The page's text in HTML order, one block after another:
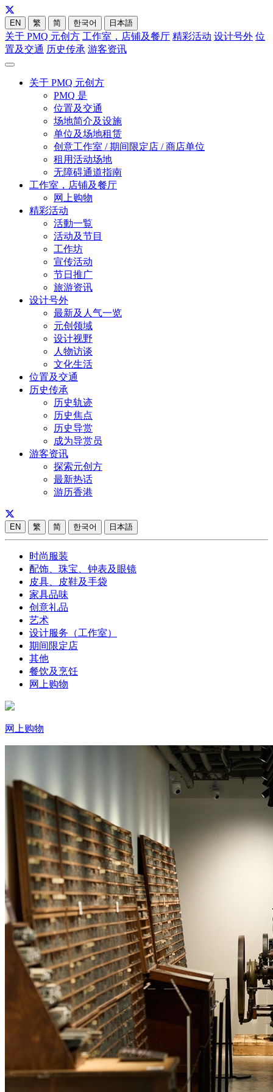
EN 繁 简 한국어 日本語
关于 PMQ 元创方 工作室，店铺及餐厅 精彩活动 设计号外 位
置及交通 历史传承 游客资讯
关于 PMQ 元创方
PMQ 是
位置及交通
场地简介及设施
单位及场地租赁
创意工作室 / 期间限定店 / 商店单位
租用活动场地
无障碍通道指南
工作室，店铺及餐厅
网上购物
精彩活动
活動一覧
活动及节目
工作坊
宣传活动
节日推广
旅游资讯
设计号外
最新及人气一览
元创领域
设计视野
人物访谈
文化生活
位置及交通
历史传承
历史轨迹
历史焦点
历史导赏
成为导赏员
游客资讯
探索元创方
最新热话
游历香港
EN 繁 简 한국어 日本語
时尚服装
配饰、珠宝、钟表及眼镜
皮具、皮鞋及手袋
家具品味
创意礼品
艺术
设计服务（工作室）
期间限定店
其他
餐饮及烹饪
网上购物
网上购物